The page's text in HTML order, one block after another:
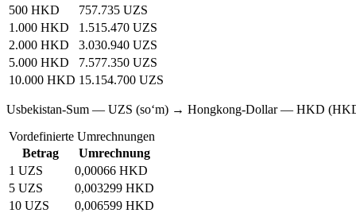
500 HKD
757.735 UZS
1.000 HKD
1.515.470 UZS
2.000 HKD
3.030.940 UZS
5.000 HKD
7.577.350 UZS
10.000 HKD 15.154.700 UZS
Usbekistan-Sum — UZS (soʻm) → Hongkong-Dollar — HKD
Vordefinierte Umrechnungen
Betrag
Umrechnung
1 UZS
0,00066 HKD
5 UZS
0,003299 HKD
10 UZS
0,006599 HKD